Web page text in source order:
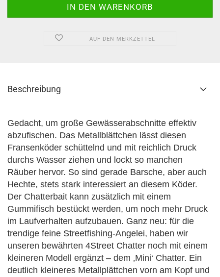
AUF DEN MERKZETTEL
Beschreibung
Gedacht, um große Gewässerabschnitte effektiv
abzufischen. Das Metallblättchen lässt diesen
Fransenköder schüttelnd und mit reichlich Druck
durchs Wasser ziehen und lockt so manchen
Räuber hervor. So sind gerade Barsche, aber auch
Hechte, stets stark interessiert an diesem Köder.
Der Chatterbait kann zusätzlich mit einem
Gummifisch bestückt werden, um noch mehr Druck
im Laufverhalten aufzubauen. Ganz neu: für die
trendige feine Streetfishing-Angelei, haben wir
unseren bewährten 4Street Chatter noch mit einem
kleineren Modell ergänzt – dem ‚Mini‘ Chatter. Ein
deutlich kleineres Metallplättchen vorn am Kopf und